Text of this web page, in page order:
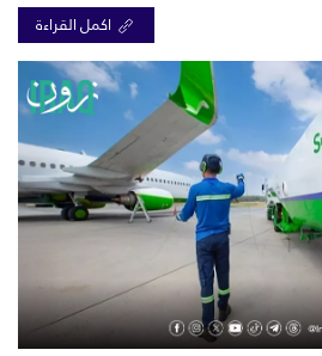
اكمل القراءة